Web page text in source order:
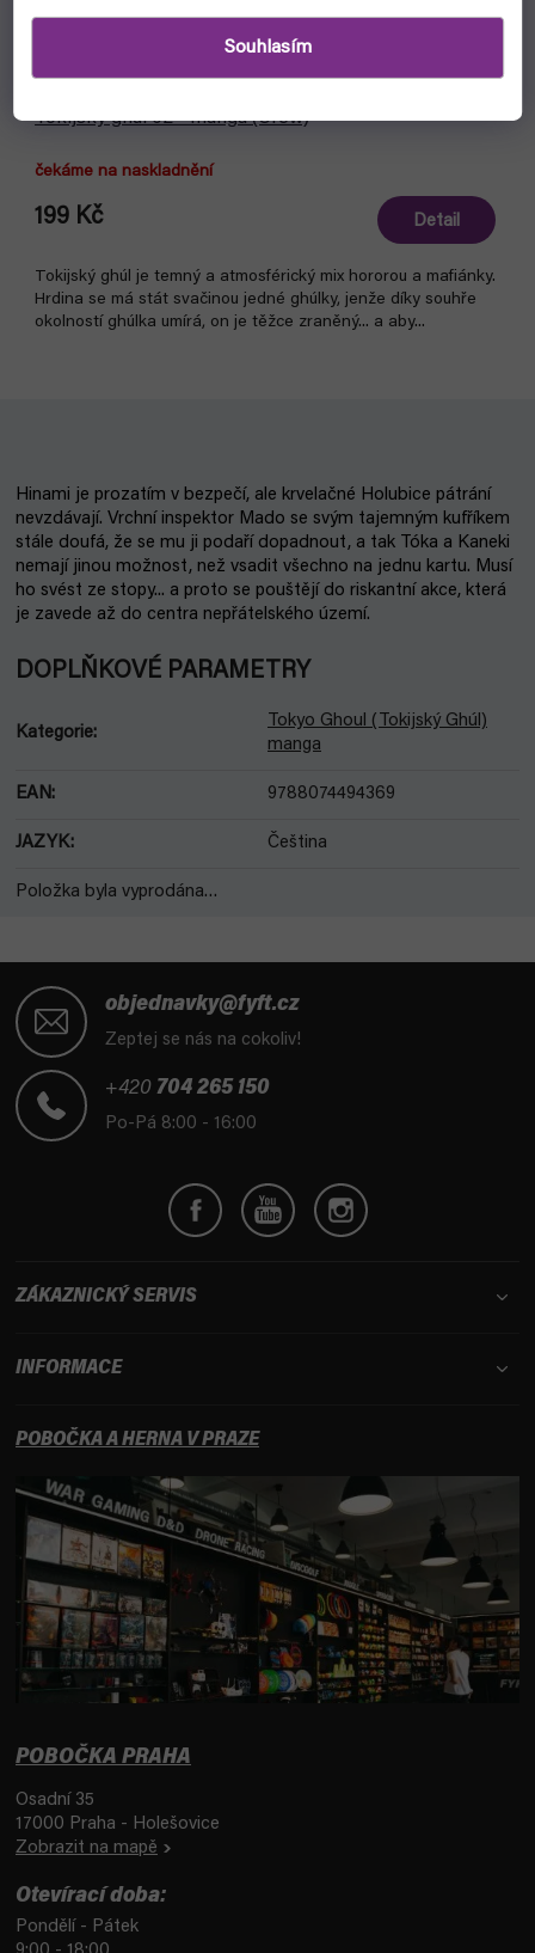
Souhlasím
Tokijský ghúl 02 - manga (Crew)
čekáme na naskladnění
199 Kč Detail
Tokijský ghúl je temný a atmosférický mix hororou a mafiánky.
Hrdina se má stát svačinou jedné ghúlky, jenže díky souhře
okolností ghúlka umírá, on je těžce zraněný... a aby...
Hinami je prozatím v bezpečí, ale krvelačné Holubice pátrání
nevzdávají. Vrchní inspektor Mado se svým tajemným kufříkem
stále doufá, že se mu ji podaří dopadnout, a tak Tóka a Kaneki
nemají jinou možnost, než vsadit všechno na jednu kartu. Musí
ho svést ze stopy... a proto se pouštějí do riskantní akce, která
je zavede až do centra nepřátelského území.
DOPLŇKOVÉ PARAMETRY
Kategorie:
Tokyo Ghoul (Tokijský Ghúl)
manga
EAN: 9788074494369
JAZYK: Čeština
Položka byla vyprodána…
objednavky@fyft.cz
Zeptej se nás na cokoliv!
+420 704 265 150
Po-Pá 8:00 - 16:00
ZÁKAZNICKÝ SERVIS
INFORMACE
POBOČKA A HERNA V PRAZE
POBOČKA PRAHA
Osadní 35
17000 Praha - Holešovice
Zobrazit na mapě
Otevírací doba:
Pondělí - Pátek